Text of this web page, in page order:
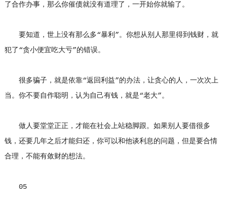
了合作办事，那么你催债就没有道理了，一开始你就输了。
要知道，世上没有那么多“暴利”。你想从别人那里得到钱财，就
犯了“贪小便宜吃大亏”的错误。
很多骗子，就是依靠“返回利益”的办法，让贪心的人，一次次上
当。你不要自作聪明，认为自己有钱，就是“老大”。
做人要堂堂正正，才能在社会上站稳脚跟。如果别人要借很多
钱，还要几年之后才能归还，你可以和他谈利息的问题，但是要合情
合理，不能有敛财的想法。
05